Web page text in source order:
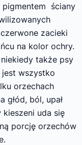
pigmentem ściany
zacieki
na kolor ochry.
także psy
wszystko
orzechach
głód, ból, upał
uda się
porcję orzechów